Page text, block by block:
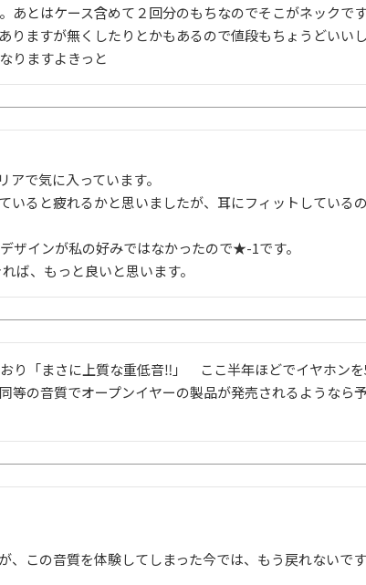
あとはケース含めて２回分のもちなのでそこがネックで
りますが無くしたりとかもあるので値段もちょうどいい
りますよきっと
で気に入っています。
いると疲れるかと思いましたが、耳にフィットしている
ザインが私の好みではなかったので★-1です。
ば、もっと良いと思います。
り「まさに上質な重低音‼」　ここ半年ほどでイヤホン
等の音質でオープンイヤーの製品が発売されるようなら
この音質を体験してしまった今では、もう戻れないです